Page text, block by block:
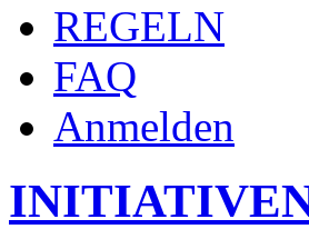
REGELN
FAQ
Anmelden